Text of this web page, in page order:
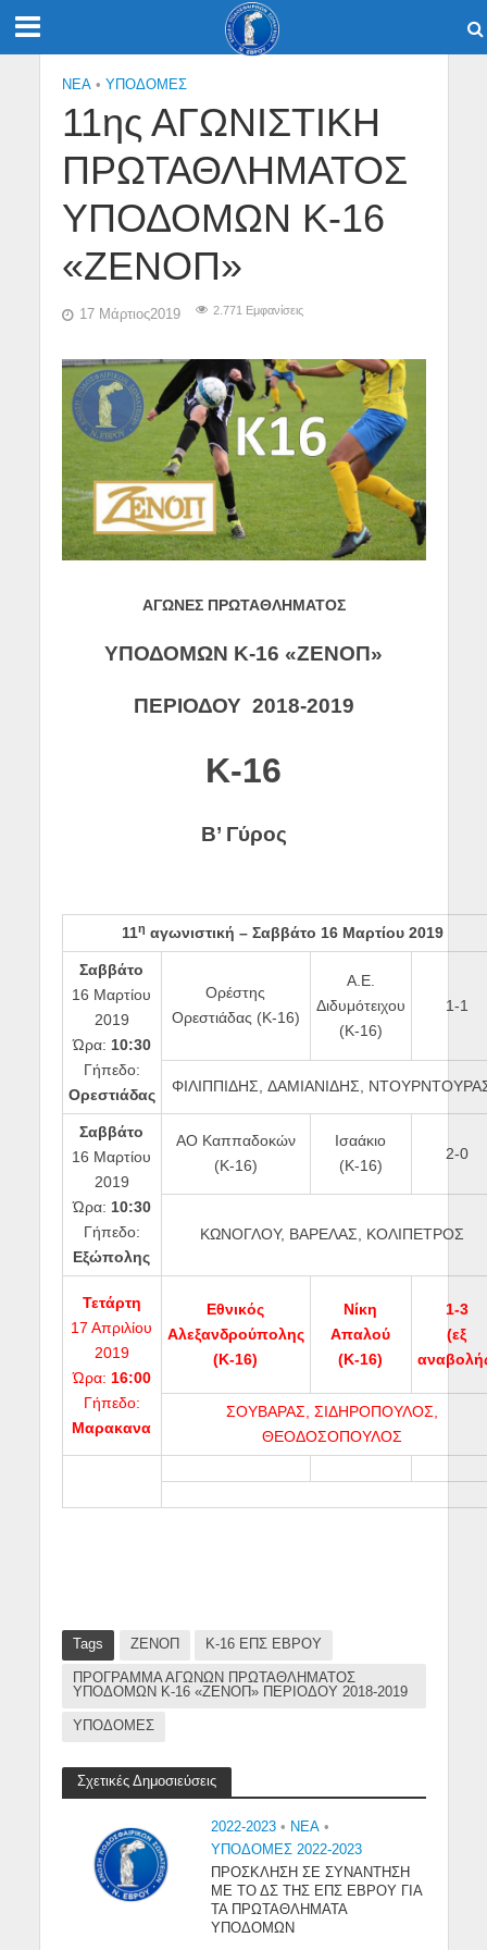
NEA • ΥΠΟΔΟΜΈΣ
11ης ΑΓΩΝΙΣΤΙΚΗ
ΠΡΩΤΑΘΛΗΜΑΤΟΣ
ΥΠΟΔΟΜΩΝ Κ-16
«ΖΕΝΟΠ»
17 Μάρτιος2019 2.771 Εμφανίσεις
ΑΓΩΝΕΣ ΠΡΩΤΑΘΛΗΜΑΤΟΣ
ΥΠΟΔΟΜΩΝ Κ-16 «ΖΕΝΟΠ»
ΠΕΡΙΟΔΟΥ 2018-2019
Κ-16
Β’ Γύρος
11η αγωνιστική – Σαββάτο 16 Μαρτίου2019
Σαββάτο
16 Μαρτίου
2019
Ώρα: 10:30
Γήπεδο:
Ορεστιάδας
Ορέστης
Ορεστιάδας (Κ-16)
Α.Ε.
Διδυμότειχου
(Κ-16)
1-1
ΦΙΛΙΠΠΙΔΗΣ, ΔΑΜΙΑΝΙΔΗΣ,
Σαββάτο
16 Μαρτίου
2019
Ώρα: 10:30
Γήπεδο:
Εξώπολης
ΑΟ Καππαδοκών
(Κ-16)
Ισαάκιο
(Κ-16)
2-0
ΚΩΝΟΓΛΟΥ, ΒΑΡΕΛΑΣ, ΚΟΛΙΠΕΤΡΟΣ
Τετάρτη
17 Απριλίου
2019
Ώρα: 16:00
Γήπεδο:
Μαρακανα
Εθνικός
Αλεξανδρούπολης
(Κ-16)
Νίκη
Απαλού
(Κ-16)
1-3
(εξ
ΣΟΥΒΑΡΑΣ, ΣΙΔΗΡΟΠΟΥΛΟΣ,
ΘΕΟΔΟΣΟΠΟΥΛΟΣ
Tags ΖΕΝΟΠ Κ-16 ΕΠΣ ΕΒΡΟΥ
ΠΡΟΓΡΑΜΜΑ ΑΓΩΝΩΝ ΠΡΩΤΑΘΛΗΜΑΤΟΣ
ΥΠΟΔΟΜΩΝ Κ-16 «ΖΕΝΟΠ» ΠΕΡΙΟΔΟΥ 2018-2019
ΥΠΟΔΟΜΕΣ
Σχετικές Δημοσιεύσεις
2022-2023 • NEA •
ΥΠΟΔΟΜΕΣ 2022-2023
ΠΡΟΣΚΛΗΣΗ ΣΕ ΣΥΝΑΝΤΗΣΗ
ΜΕ ΤΟ ΔΣ ΤΗΣ ΕΠΣ ΕΒΡΟΥ ΓΙΑ
ΤΑ ΠΡΩΤΑΘΛΗΜΑΤΑ
ΥΠΟΔΟΜΩΝ